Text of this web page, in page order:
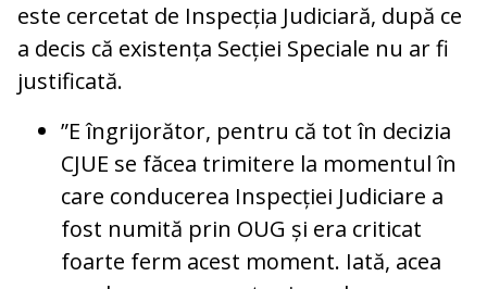
este cercetat de Inspecția Judiciară, după ce
a decis că existența Secției Speciale nu ar fi
justificată.
”E îngrijorător, pentru că tot în decizia
CJUE se făcea trimitere la momentul în
care conducerea Inspecției Judiciare a
fost numită prin OUG și era criticat
foarte ferm acest moment. Iată, acea